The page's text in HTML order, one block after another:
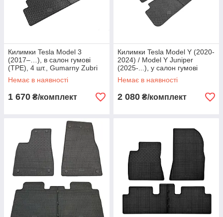
Килимки Tesla Model 3
(2017–…), в салон гумові
(TPE), 4 шт., Gumarny Zubri
Чехія (P223004)
Немає в наявності
1 670 ₴/комплект
Килимки Tesla Model Y (2020-
2024) / Model Y Juniper
(2025-...), у салон гумові
(TPE), 4 шт., Gumarny Zubri
Чехія (P223594)
Немає в наявності
2 080 ₴/комплект